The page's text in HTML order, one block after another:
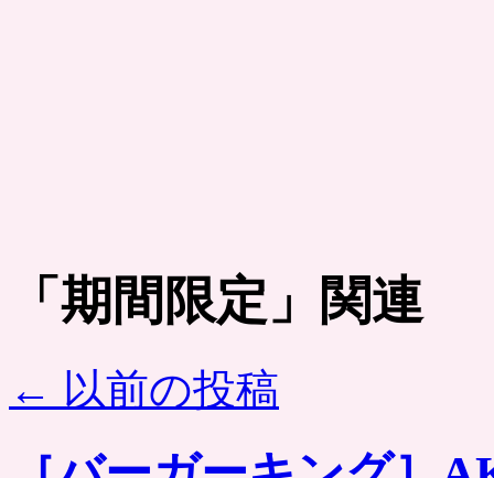
「 期間限定 」関連
← 以前の投稿